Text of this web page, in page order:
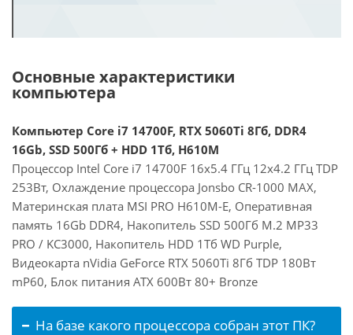
Основные характеристики
компьютера
Компьютер Core i7 14700F, RTX 5060Ti 8Гб, DDR4
16Gb, SSD 500Гб + HDD 1Тб, H610M
Процессор Intel Core i7 14700F 16x5.4 ГГц 12x4.2 ГГц TDP
253Вт, Охлаждение процессора Jonsbo CR-1000 MAX,
Материнская плата MSI PRO H610M-E, Оперативная
память 16Gb DDR4, Накопитель SSD 500Гб M.2 MP33
PRO / KC3000, Накопитель HDD 1Тб WD Purple,
Видеокарта nVidia GeForce RTX 5060Ti 8Гб TDP 180Вт
mP60, Блок питания ATX 600Вт 80+ Bronze
На базе какого процессора собран этот ПК?